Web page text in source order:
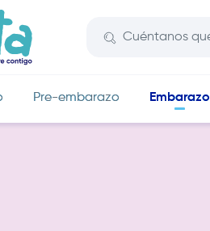
Pre-embarazo Embarazo